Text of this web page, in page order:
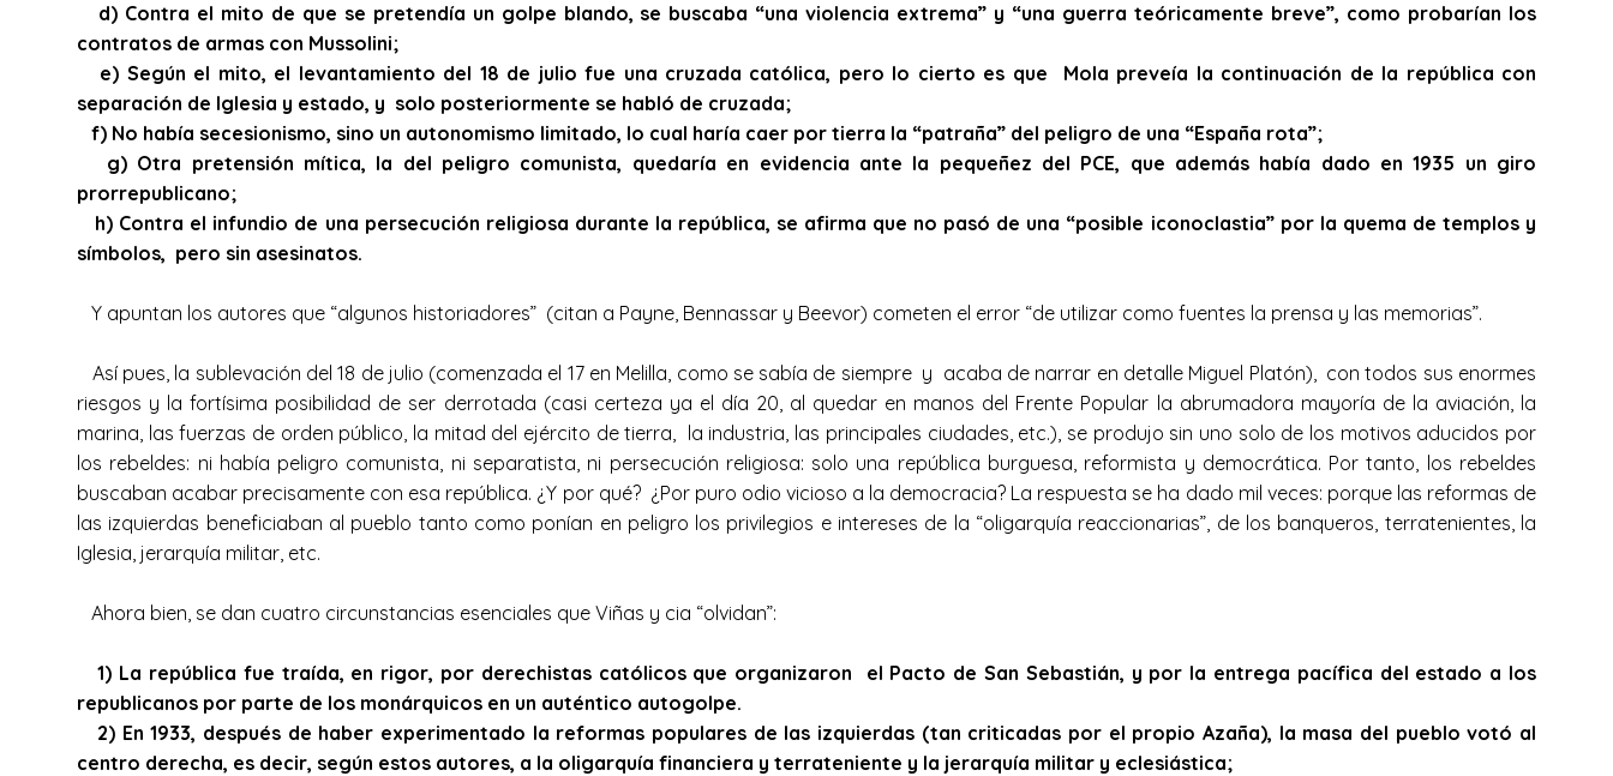
d) Contra el mito de que se pretendía un golpe blando, se buscaba “una violencia extrema” y “una guerra teóricamente breve”, como probarían los
contratos de armas con Mussolini;
e) Según el mito, el levantamiento del 18 de julio fue una cruzada católica, pero lo cierto es que Mola preveía la continuación de la república con
separación de Iglesia y estado, y solo posteriormente se habló de cruzada;
f) No había secesionismo, sino un autonomismo limitado, lo cual haría caer por tierra la “patraña” del peligro de una “España rota”;
g) Otra pretensión mítica, la del peligro comunista, quedaría en evidencia ante la pequeñez del PCE, que además había dado en 1935 un giro
prorrepublicano;
h) Contra el infundio de una persecución religiosa durante la república, se afirma que no pasó de una “posible iconoclastia” por la quema de templos y
símbolos, pero sin asesinatos.
Y apuntan los autores que “algunos historiadores” (citan a Payne, Bennassar y Beevor) cometen el error “de utilizar como fuentes la prensa y las memorias”.
Así pues, la sublevación del 18 de julio (comenzada el 17 en Melilla, como se sabía de siempre y acaba de narrar en detalle Miguel Platón), con todos sus enormes
riesgos y la fortísima posibilidad de ser derrotada (casi certeza ya el día 20, al quedar en manos del Frente Popular la abrumadora mayoría de la aviación, la
marina, las fuerzas de orden público, la mitad del ejército de tierra, la industria, las principales ciudades, etc.), se produjo sin uno solo de los motivos aducidos por
los rebeldes: ni había peligro comunista, ni separatista, ni persecución religiosa: solo una república burguesa, reformista y democrática. Por tanto, los rebeldes
buscaban acabar precisamente con esa república. ¿Y por qué? ¿Por puro odio vicioso a la democracia? La respuesta se ha dado mil veces: porque las reformas de
las izquierdas beneficiaban al pueblo tanto como ponían en peligro los privilegios e intereses de la “oligarquía reaccionarias”, de los banqueros, terratenientes, la
Iglesia, jerarquía militar, etc.
Ahora bien, se dan cuatro circunstancias esenciales que Viñas y cia “olvidan”:
1) La república fue traída, en rigor, por derechistas católicos que organizaron el Pacto de San Sebastián, y por la entrega pacífica del estado a los
republicanos por parte de los monárquicos en un auténtico autogolpe.
2) En 1933, después de haber experimentado la reformas populares de las izquierdas (tan criticadas por el propio Azaña), la masa del pueblo votó al
centro derecha, es decir, según estos autores, a la oligarquía financiera y terrateniente y la jerarquía militar y eclesiástica;